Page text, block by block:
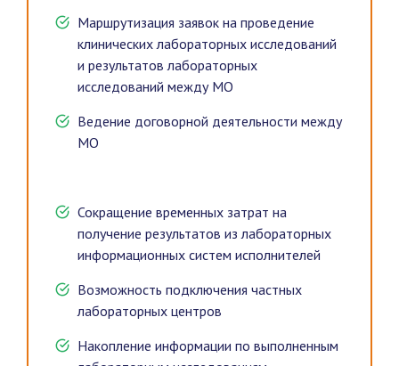
Маршрутизация заявок на проведение
клинических лабораторных исследований
и результатов лабораторных
исследований между МО
Ведение договорной деятельности между
МО
Сокращение временных затрат на
получение результатов из лабораторных
информационных систем исполнителей
Возможность подключения частных
лабораторных центров
Накопление информации по выполненным